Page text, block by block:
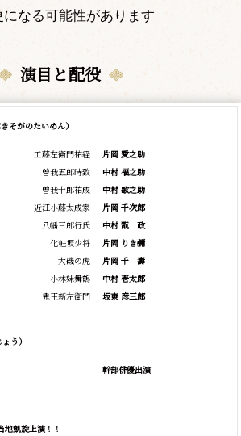
なる可能性があります
演目と配役
そがのたいめん）
工藤左衛門祐経
曽我五郎時致
曽我十郎祐成
近江小藤太成家
八幡三郎行氏
化粧坂少将
大磯の虎
小林妹舞鶴
鬼王新左衛門
片岡 愛之助
中村 福之助
中村 歌之助
片岡 千次郎
中村 翫
政
片岡 りき彌
片岡 千
壽
中村 壱太郎
坂東 彦三郎
ょう）
幹部俳優出演
凱旋上演！！